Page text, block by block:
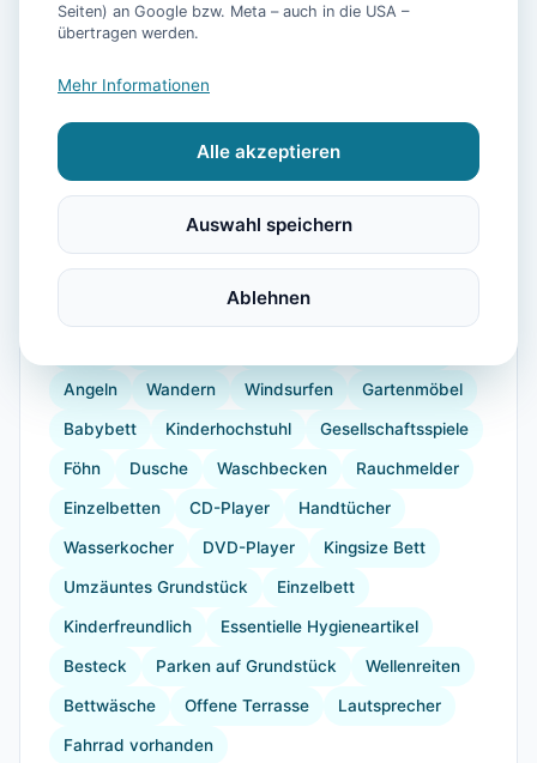
WLAN TV Heizung Waschmaschine
Küche Kühlschrank
Geschirrspüler Garten Grill Kaffeemaschine
Geschirr Backofen
Angeln Wandern Windsurfen Gartenmöbel
Babybett Kinderhochstuhl Gesellschaftsspiele
Föhn Dusche Waschbecken Rauchmelder
Einzelbetten CD-Player Handtücher
Wasserkocher DVD-Player Kingsize Bett
Umzäuntes Grundstück Einzelbett
Kinderfreundlich Essentielle Hygieneartikel
Besteck Parken auf Grundstück Wellenreiten
Bettwäsche Offene Terrasse Lautsprecher
Fahrrad vorhanden
Seiten) an Google bzw. Meta – auch in die USA –
übertragen werden.
Mehr Informationen
Alle akzeptieren
Auswahl speichern
Ablehnen